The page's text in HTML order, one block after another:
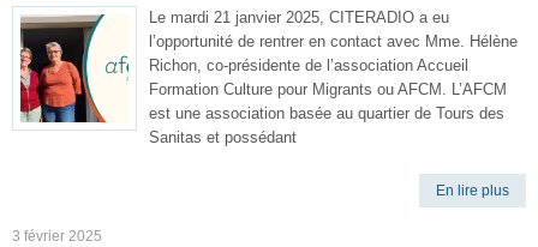
Le mardi 21 janvier 2025, CITERADIO a eu
l’opportunité de rentrer en contact avec Mme. Hélène
Richon, co-présidente de l’association Accueil
Formation Culture pour Migrants ou AFCM. L’AFCM
est une association basée au quartier de Tours des
Sanitas et possédant
En lire plus
3 février 2025